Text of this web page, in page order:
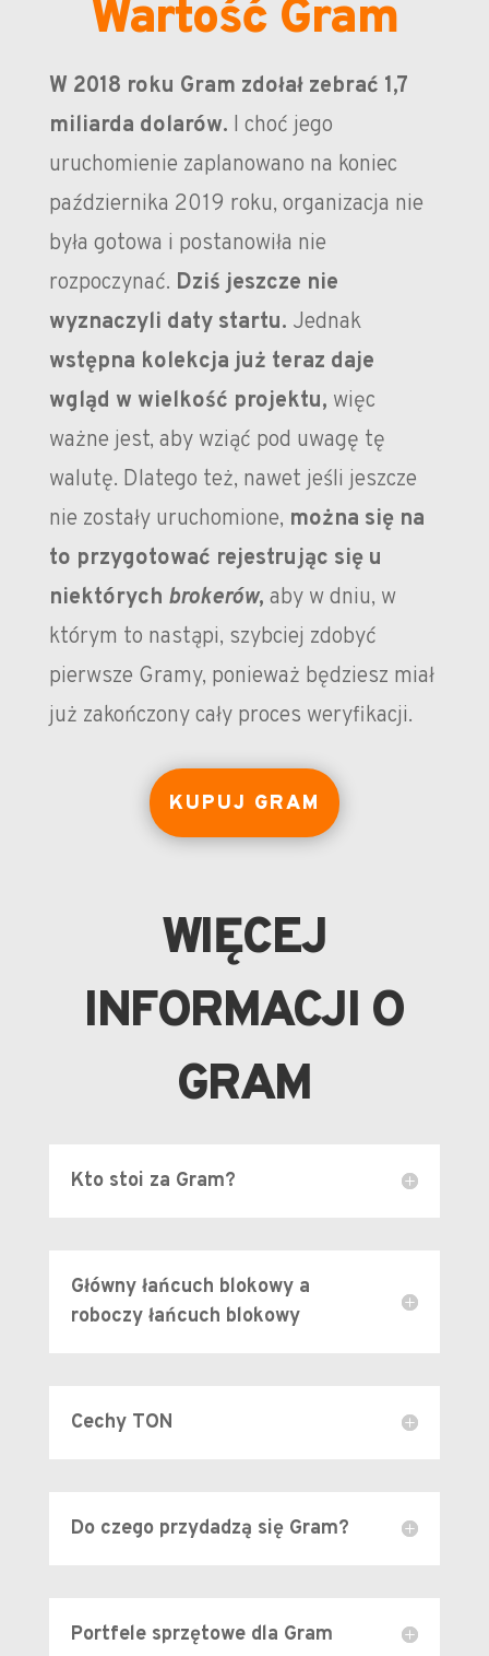
Wartość Gram
W 2018 roku Gram zdołał zebrać 1,7
miliarda dolarów. I choć jego
uruchomienie zaplanowano na koniec
października 2019 roku, organizacja nie
była gotowa i postanowiła nie
rozpoczynać. Dziś jeszcze nie
wyznaczyli daty startu. Jednak
wstępna kolekcja już teraz daje
wgląd w wielkość projektu, więc
ważne jest, aby wziąć pod uwagę tę
walutę. Dlatego też, nawet jeśli jeszcze
nie zostały uruchomione, można się na
to przygotować rejestrując się u
niektórych brokerów, aby w dniu, w
którym to nastąpi, szybciej zdobyć
pierwsze Gramy, ponieważ będziesz miał
już zakończony cały proces weryfikacji.
KUPUJ GRAM
WIĘCEJ
INFORMACJI O
GRAM
Kto stoi za Gram?
Główny łańcuch blokowy a
roboczy łańcuch blokowy
Cechy TON
Do czego przydadzą się Gram?
Portfele sprzętowe dla Gram